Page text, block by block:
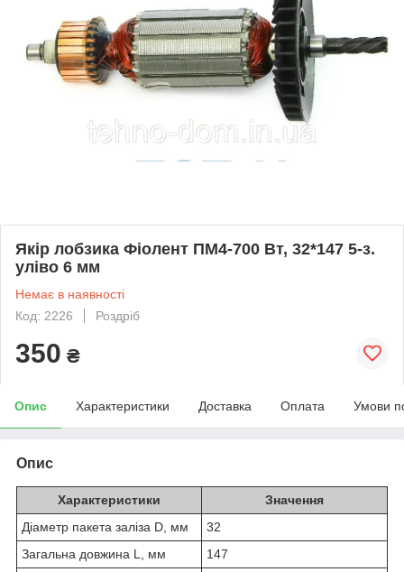
Якір лобзика Фіолент ПМ4-700 Вт, 32*147 5-з.
уліво 6 мм
Немає в наявності
Код: 2226
Роздріб
350 ₴
Опис Характеристики Доставка Оплата Умови
Опис
Характеристики
Значення
Діаметр пакета заліза D, мм
32
Загальна довжина L, мм
147